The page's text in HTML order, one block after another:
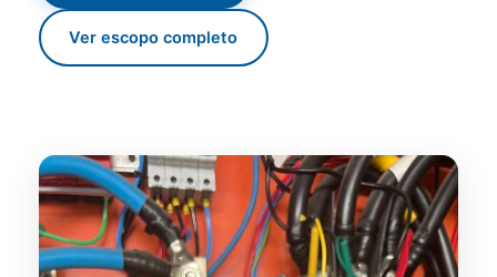
Ver escopo completo